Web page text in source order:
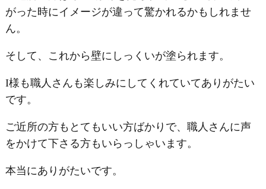
がった時にイメージが違って驚かれるかもしれませ
ん。
そして、これから壁にしっくいが塗られます。
I様も職人さんも楽しみにしてくれていてありがたい
です。
ご近所の方もとてもいい方ばかりで、職人さんに声
をかけて下さる方もいらっしゃいます。
本当にありがたいです。